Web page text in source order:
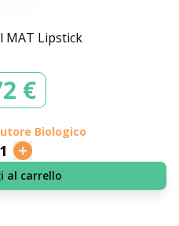
€
Biologico
1
al carrello